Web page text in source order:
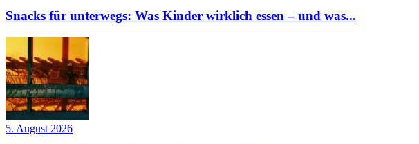
Snacks für unterwegs: Was Kinder wirklich essen – und was...
5. August 2026